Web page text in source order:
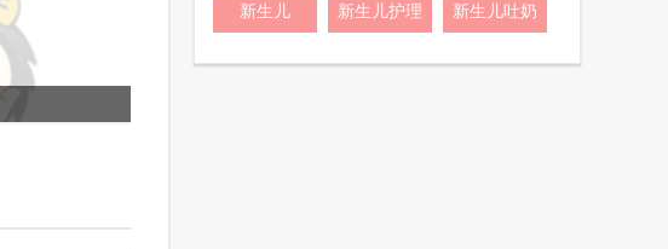
新生儿 新生儿护理 新生儿吐奶